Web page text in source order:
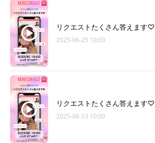
リクエストたくさん答えます♡
2025-06-25 10:00
リクエストたくさん答えます♡
2025-06-23 10:00